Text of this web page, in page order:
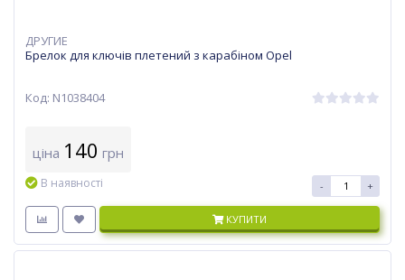
ДРУГИЕ
Брелок для ключів плетений з карабіном Opel
Код: N1038404
ціна 140 грн
В наявності - +
КУПИТИ